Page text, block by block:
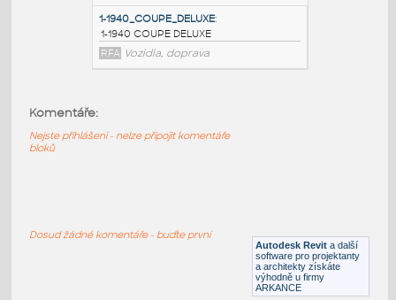
Chevy_Camaro_7:
Chevy Camaro 7
RFA Vozidla, doprava
1-1940 COUPE DELUXE
Autodesk Revit a další
software pro projektanty
a architekty získáte
výhodně u firmy
ARKANCE
Komentáře:
Nejste přihlášeni - nelze připojit komentáře
bloků
Dosud žádné komentáře - buďte první